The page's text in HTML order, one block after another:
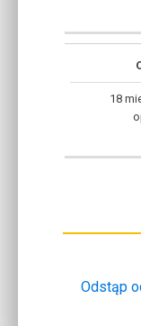
18
Odstąp